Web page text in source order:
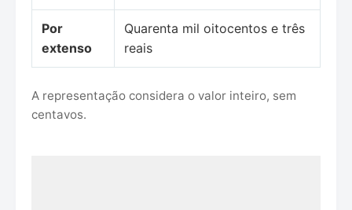
Por
extenso
Quarenta mil oitocentos e três
reais
A representação considera o valor inteiro, sem
centavos.